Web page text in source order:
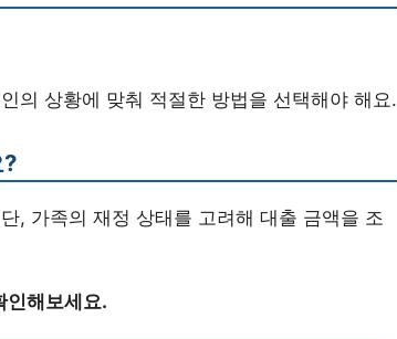
의 상황에 맞춰 적절한 방법을 선택해야 해요.
, 가족의 재정 상태를 고려해 대출 금액을 조
인해보세요.